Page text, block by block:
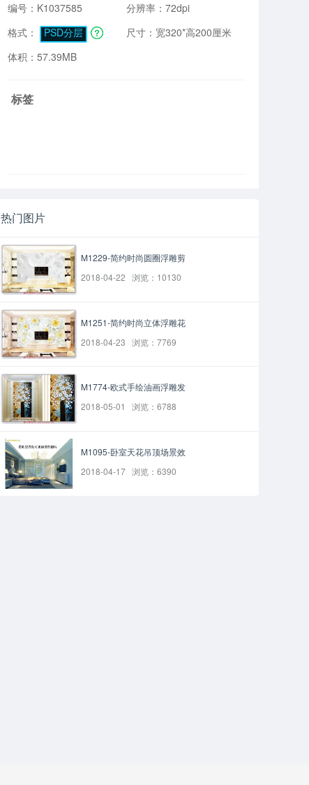
编号：K1037585
分辨率：72dpi
格式：
PSD分层
尺寸：宽320*高200厘米
体积：57.39MB
标签
热门图片
M1229-简约时尚圆圈浮雕剪
2018-04-22 浏览：10130
M1251-简约时尚立体浮雕花
2018-04-23 浏览：7769
M1774-欧式手绘油画浮雕发
2018-05-01 浏览：6788
M1095-卧室天花吊顶场景效
2018-04-17 浏览：6390